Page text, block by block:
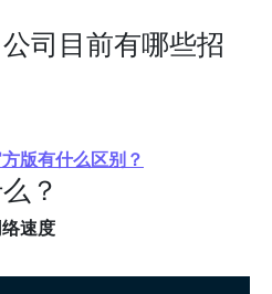
司目前有哪些招
版有什么区别？
？
速度